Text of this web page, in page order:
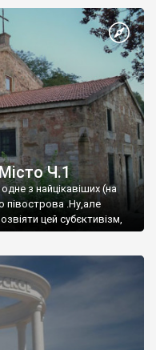
Ч.1
з найцікавіших (на
півострова .Ну,але
цей субєктивізм,